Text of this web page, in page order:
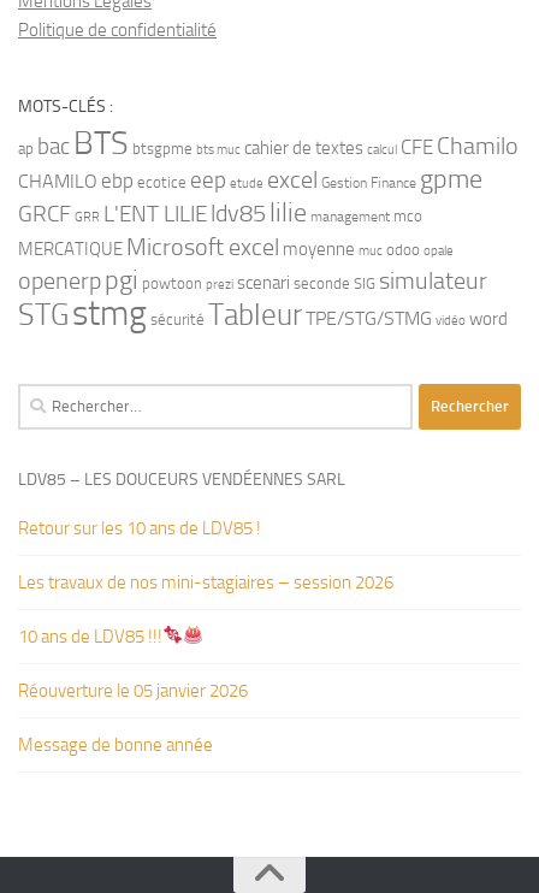
Politique de confidentialité
MOTS-CLÉS :
ap bac BTS btsgpme bts muc cahier de textes calcul CFE Chamilo
CHAMILO ebp ecotice eep etude excel Gestion Finance gpme
GRCF GRR L'ENT LILIEldv85 lilie management mco
MERCATIQUE Microsoft excel moyenne muc odoo opale
openerppgi powtoon prezi scenari seconde SIG simulateur
STGstmg sécurité TableurTPE/STG/STMG vidéo word
Rechercher :
LDV85 – LES DOUCEURS VENDÉENNES SARL
Retour sur les 10 ans de LDV85 !
Les travaux de nos mini-stagiaires – session 2026 ‍‍‍‍‍
10 ans de LDV85 !!!
Réouverture le 05 janvier 2026
Message de bonne année